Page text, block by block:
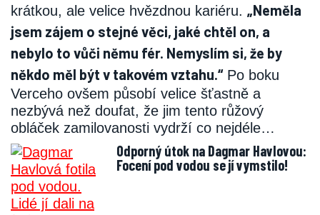
krátkou, ale velice hvězdnou kariéru. „Neměla
jsem zájem o stejné věci, jaké chtěl on, a
nebylo to vůči němu fér. Nemyslím si, že by
někdo měl být v takovém vztahu.“Po boku
Verceho ovšem působí velice šťastně a
nezbývá než doufat, že jim tento růžový
obláček zamilovanosti vydrží co nejdéle…
Odporný útok na Dagmar Havlovou:
Focení pod vodou se jí vymstilo!